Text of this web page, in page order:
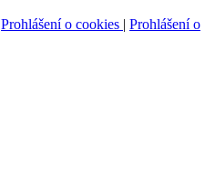
Prohlášení o cookies | Prohlášení o